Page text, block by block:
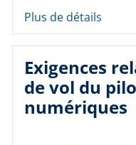
Plus de détails
Exigences
de vol du
numériques